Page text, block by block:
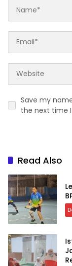
Save my
the next time
Read Also